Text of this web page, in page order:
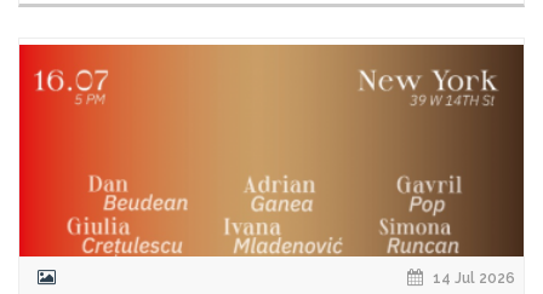
14 Jul 2026